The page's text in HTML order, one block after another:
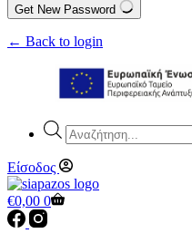
Get New Password
← Back to login
Products
search
Είσοδος
Shopping
cart
€0,00 0